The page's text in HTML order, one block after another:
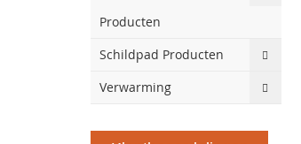
Producten
Schildpad Producten
Verwarming